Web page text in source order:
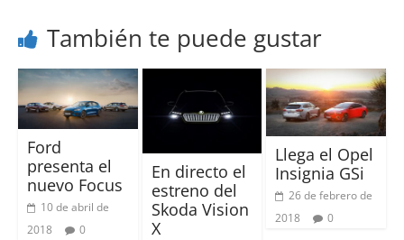
También te puede gustar
Ford
presenta el
nuevo Focus
10 de abril de
2018
0
En directo el
estreno del
Skoda Vision
X
Llega el Opel
Insignia GSi
26 de febrero de
2018
0